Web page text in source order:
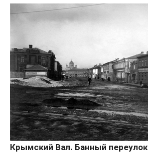
Крымский Вал. Банный переулок